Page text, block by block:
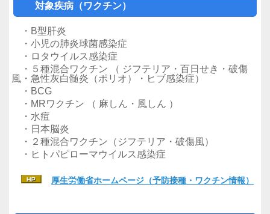
対象疾病（ワクチン）
・B型肝炎
・小児の肺炎球菌感染症
・ロタウイルス感染症
・５種混合ワクチン （ ジフテリア・百日せき・破傷
風・急性灰白髄炎（ポリオ）・ヒブ感染症）
・BCG
・MRワクチン （ 麻しん・風しん ）
・水痘
・日本脳炎
・２種混合ワクチン（ジフテリア・破傷風）
・ヒトパピローマウイルス感染症
厚生労働省ホームページ（予防接種・ワクチン情報）